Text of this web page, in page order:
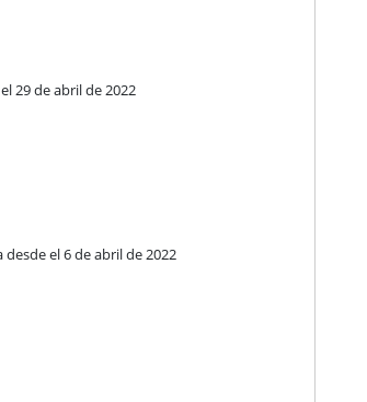
29 de abril de 2022
el 6 de abril de 2022